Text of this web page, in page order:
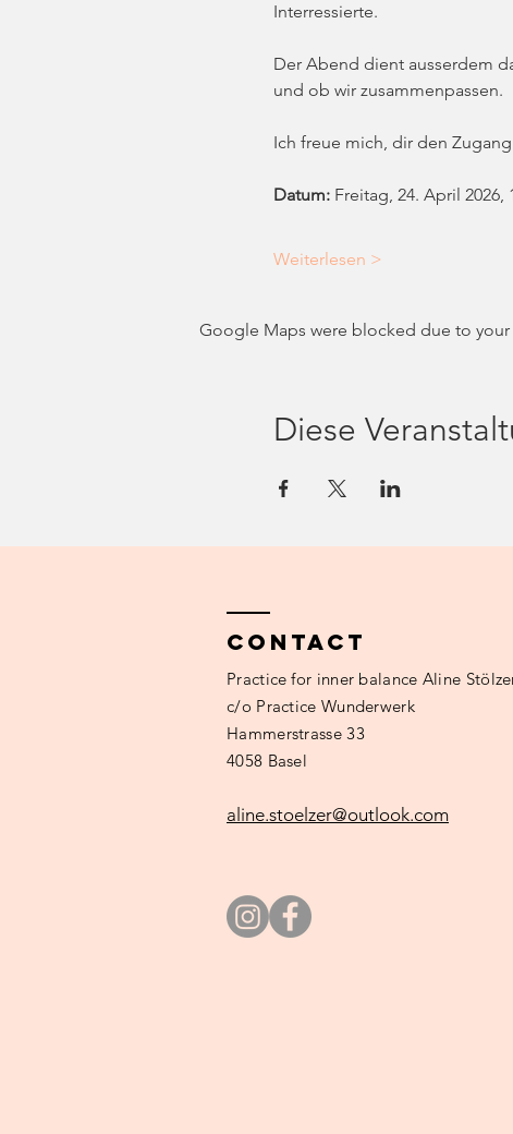
Interressierte.
Der Abend dient ausserdem
und ob wir zusammenpassen.
Ich freue mich, dir den
Datum: Freitag, 24. April 2026,
Weiterlesen >
Google Maps were blocked due to
Diese
Contact
Practice for inner balance Aline
c/o Practice Wunderwerk
Hammerstrasse 33
4058 Basel
aline.stoelzer@outlook.com